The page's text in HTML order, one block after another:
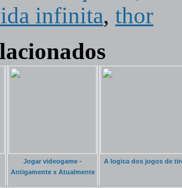
infinita, thor
Jogar videogame -
Antigamente x Atualmente
A logica dos jogos de